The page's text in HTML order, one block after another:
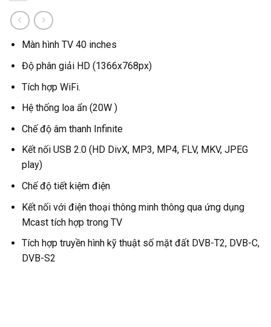
Màn hình TV 40 inches
Độ phân giải HD (1366x768px)
Tích hợp WiFi.
Hệ thống loa ẩn (20W )
Chế độ âm thanh Infinite
Kết nối USB 2.0 (HD DivX, MP3, MP4, FLV, MKV, JPEG
play)
Chế độ tiết kiệm điện
Kết nối với điện thoại thông minh thông qua ứng dụng
Mcast tích hợp trong TV
Tích hợp truyền hình kỹ thuật số mặt đất DVB-T2, DVB-C,
DVB-S2